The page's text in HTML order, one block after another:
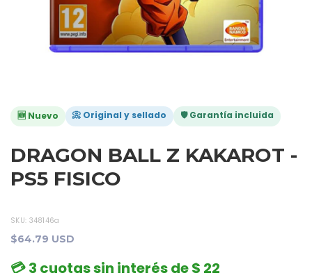
🆕 Nuevo 📀 Original y sellado 🛡️ Garantía incluida
DRAGON BALL Z KAKAROT -
PS5 FISICO
SKU: 348146a
$64.79 USD
💳 3 cuotas sin interés de $ 22